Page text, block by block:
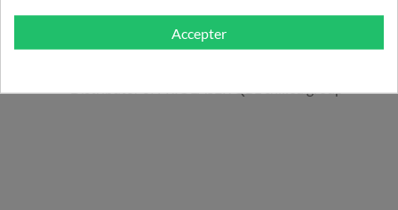
NORME CEI 61323-1
Accepter